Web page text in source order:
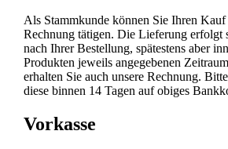
Als Stammkunde können Sie Ihren Kauf
Rechnung tätigen. Die Lieferung erfolgt
nach Ihrer Bestellung, spätestens aber
Produkten jeweils angegebenen
erhalten Sie auch unsere Rechnung.
diese binnen 14 Tagen auf obiges
Vorkasse